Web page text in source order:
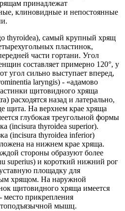
принадлежат
клиновидные и непостоянные
thyroidea), самый крупный хрящ
пластинок,
части гортани. Угол
составляет примерно 120°, у
угол сильно выступает вперед,
laryngis) - «адамово
щитовидного хряща
расходятся назад и латерально,
щита. На верхнем крае хряща
глубокая треугольной формы
(incisura thyroidea superior).
(incisura thyroidea inferior)
на нижнем крае хряща.
стороны образуют более
superius) и короткий нижний рог
площадку для
хрящом. На наружной
щитовидного хряща имеется
место прикрепления
мышц.